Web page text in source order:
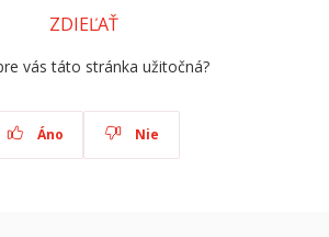
ZDIEĽAŤ
vás táto stránka užitočná?
Áno Nie